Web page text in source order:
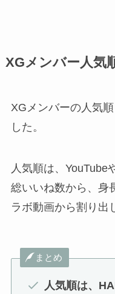
XGメンバー人気
XGメンバーの人気
した。
人気順は、YouTube
総いいね数から、身
ラボ動画から割り出
まとめ
人気順は、